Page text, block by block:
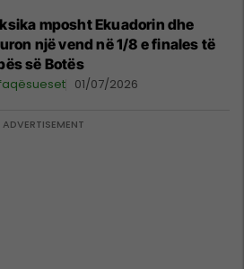
mposht Ekuadorin dhe
një vend në 1/8 e finales të
së Botës
01/07/2026